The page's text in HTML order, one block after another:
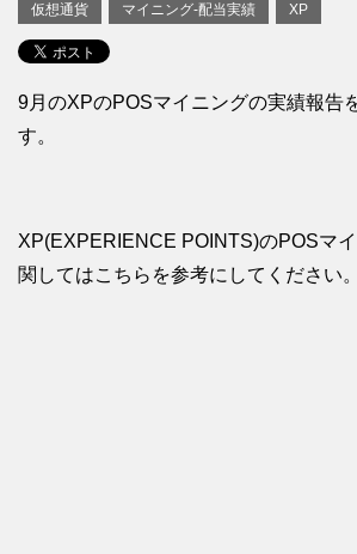
仮想通貨 マイニング-配当実績 XP
9月のXPのPOSマイニングの実績報告
す。
XP(EXPERIENCE POINTS)のPOSマ
関してはこちらを参考にしてください。